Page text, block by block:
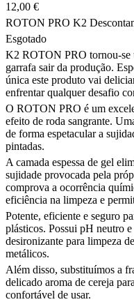
12,00 €
ROTON PRO K2
Esgotado
K2 ROTON PRO tornou-se
garrafa sair da produção.
única este produto vai
enfrentar qualquer desafio
O ROTON PRO é um
efeito de roda sangrante.
de forma espetacular a
pintadas.
A camada espessa de gel
sujidade provocada pela
comprova a ocorrência
eficiência na limpeza e
Potente, eficiente e seguro
plásticos. Possui pH neutro
desironizante para limpeza
metálicos.
Além disso, substituímos a
delicado aroma de cereja
confortável de usar.